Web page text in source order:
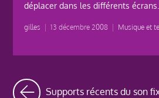
déplacer dans les différents écrans.
gilles | 13 décembre 2008 | Musique et
Supports récents du son